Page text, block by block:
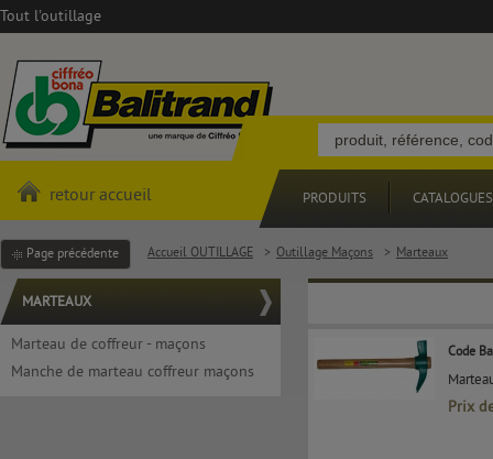
Tout l'outillage
retour accueil PRODUITS CATALOGUES
Page précédente Accueil OUTILLAGE > Outillage Maçons > Marteaux
MARTEAUX
Marteau de coffreur - maçons
Manche de marteau coffreur maçons
Code
Prix